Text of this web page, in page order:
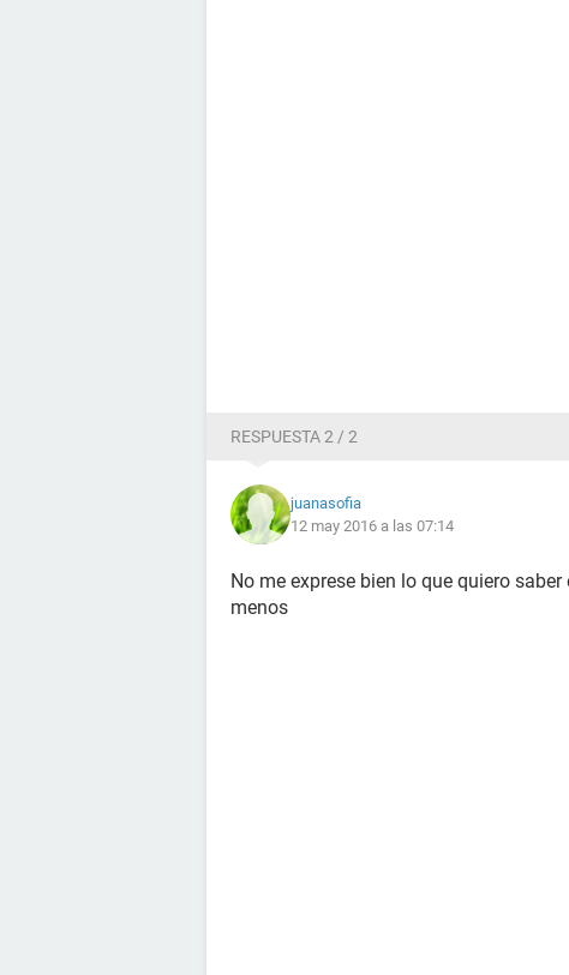
RESPUESTA 2 / 2
juanasofia
12 may 2016 a las 07:14
No me exprese bien lo que quiero
menos